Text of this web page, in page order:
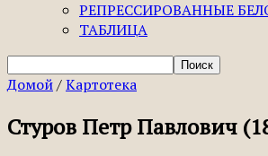
РЕПРЕССИРОВАННЫЕ
ТАБЛИЦА
Домой/Картотека
Стуров Петр Павлович